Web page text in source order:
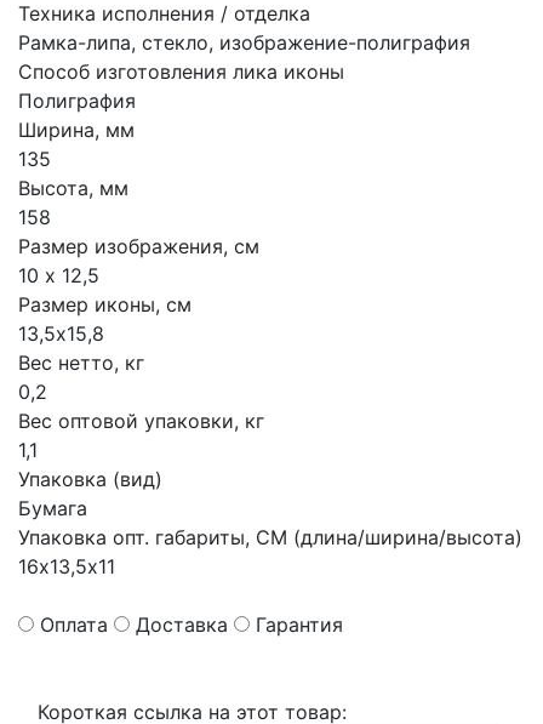
Техника исполнения / отделка
Рамка-липа, стекло, изображение-полиграфия
Способ изготовления лика иконы
Полиграфия
Ширина, мм
135
Высота, мм
158
Размер изображения, см
10 х 12,5
Размер иконы, см
13,5х15,8
Вес нетто, кг
0,2
Вес оптовой упаковки, кг
1,1
Упаковка (вид)
Бумага
Упаковка опт. габариты, СМ (длина/ширина/высота)
16х13,5х11
Оплата Доставка Гарантия
Короткая ссылка на этот товар: